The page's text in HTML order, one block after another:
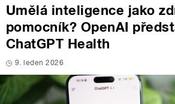
Umělá inteligence jako
pomocník? OpenAI
ChatGPT Health
9. leden 2026